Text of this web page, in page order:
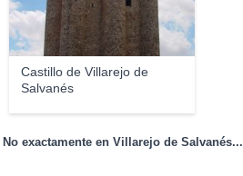
Castillo de Villarejo de
Salvanés
No exactamente en Villarejo de Salvanés...